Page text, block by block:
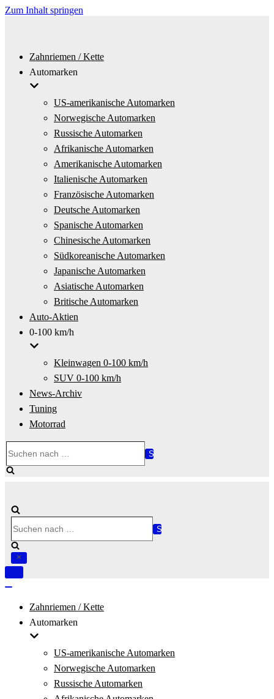
Zum Inhalt springen
Zahnriemen / Kette
Automarken
US-amerikanische Automarken
Norwegische Automarken
Russische Automarken
Afrikanische Automarken
Amerikanische Automarken
Italienische Automarken
Französische Automarken
Deutsche Automarken
Spanische Automarken
Chinesische Automarken
Südkoreanische Automarken
Japanische Automarken
Asiatische Automarken
Britische Automarken
Auto-Aktien
0-100 km/h
Kleinwagen 0-100 km/h
SUV 0-100 km/h
News-Archiv
Tuning
Motorrad
nach …
nach …
Navigation
Zahnriemen / Kette
Automarken
US-amerikanische Automarken
Norwegische Automarken
Russische Automarken